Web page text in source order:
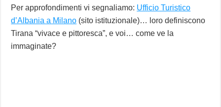
Per approfondimenti vi segnaliamo: Ufficio Turistico
d’Albania a Milano (sito istituzionale)… loro definiscono
Tirana “vivace e pittoresca”, e voi… come ve la
immaginate?